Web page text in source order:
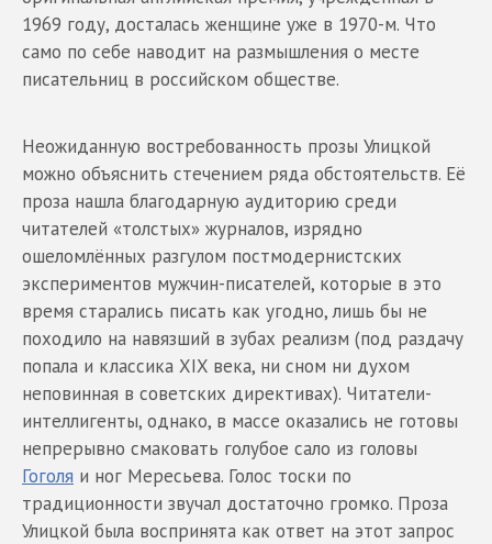
1969 году, досталась женщине уже в 1970-м. Что
само по себе наводит на размышления о месте
писательниц в российском обществе.
Неожиданную востребованность прозы Улицкой
можно объяснить стечением ряда обстоятельств. Её
проза нашла благодарную аудиторию среди
читателей «толстых» журналов, изрядно
ошеломлённых разгулом постмодернистских
экспериментов мужчин-писателей, которые в это
время старались писать как угодно, лишь бы не
походило на навязший в зубах реализм (под раздачу
попала и классика XIX века, ни сном ни духом
неповинная в советских директивах). Читатели-
интеллигенты, однако, в массе оказались не готовы
непрерывно смаковать голубое сало из головы
Гоголя и ног Мересьева. Голос тоски по
традиционности звучал достаточно громко. Проза
Улицкой была воспринята как ответ на этот запрос